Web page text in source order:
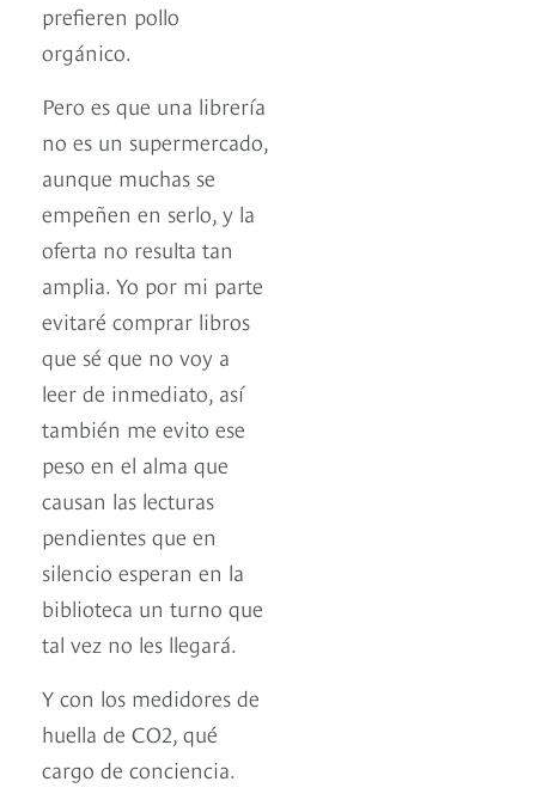
prefieren pollo
orgánico.
Pero es que una librería
no es un supermercado,
aunque muchas se
empeñen en serlo, y la
oferta no resulta tan
amplia. Yo por mi parte
evitaré comprar libros
que sé que no voy a
leer de inmediato, así
también me evito ese
peso en el alma que
causan las lecturas
pendientes que en
silencio esperan en la
biblioteca un turno que
tal vez no les llegará.
Y con los medidores de
huella de CO2, qué
cargo de conciencia.